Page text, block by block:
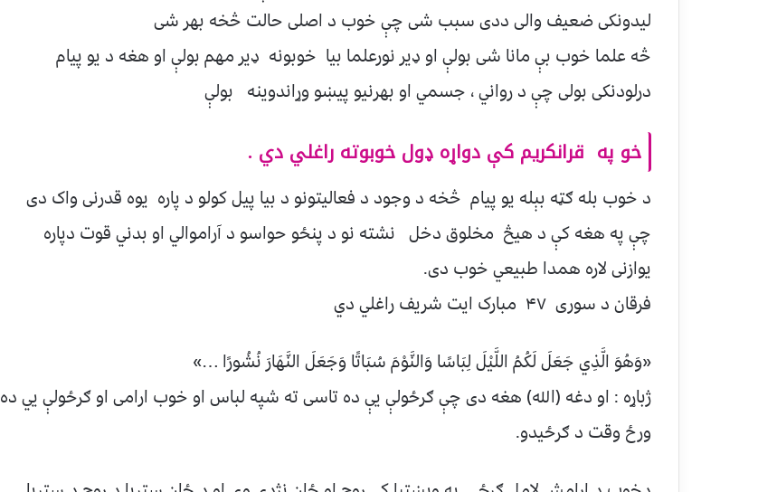
لیدونکی ضعیف والی ددی سبب شی چې خوب د اصلی حالت څخه بهر شی
څه علما خوب بې مانا شی بولې او ډیر نورعلما بیا خوبونه ډیر مهم بولې او هغه د یو پيام
درلودنکی بولی چې د رواني ، جسمي او بهرنیو پیښو وړاندوینه بولې
خو په قرانکریم کې دواړه ډول خوبوته راغلي دي .
د خوب بله ګټه بېله یو پیام څخه د وجود د فعاليتونو د بيا پيل کولو د پاره یوه قدرنی واک دی
چې په هغه کې د هيڅ مخلوق دخل نشته نو د پنځو حواسو د آراموالي او بدني قوت دپاره
يوازنى لاره همدا طبيعي خوب دى.
فرقان د سوری ۴۷ مبارک ایت شریف راغلي دي
«وَهُوَ الَّذِي جَعَلَ لَكُمُ اللَّيْلَ لِبَاسًا وَالنَّوْمَ سُبَاتًا وَجَعَلَ النَّهَارَ نُشُورًا …»
ژباړه : او دغه (الله) هغه دی چې ګرځولې یې ده تاسی ته شپه لباس او خوب ارامی او ګرځولې يي ده
ورځ وقت د ګرځیدو.